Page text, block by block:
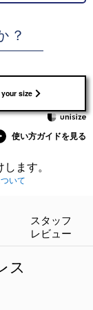
？
your size
使い方ガイドを見る
ます。
いて
スタッフ
レビュー
ス